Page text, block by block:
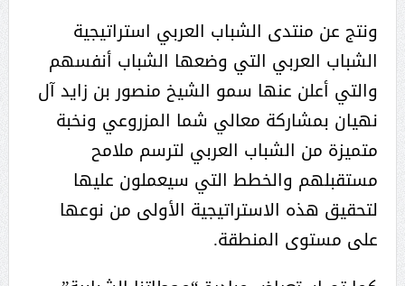
ونتج عن منتدى الشباب العربي استراتيجية
الشباب العربي التي وضعها الشباب أنفسهم
والتي أعلن عنها سمو الشيخ منصور بن زايد آل
نهيان بمشاركة معالي شما المزروعي ونخبة
متميزة من الشباب العربي لترسم ملامح
مستقبلهم والخطط التي سيعملون عليها
لتحقيق هذه الاستراتيجية الأولى من نوعها
على مستوى المنطقة.